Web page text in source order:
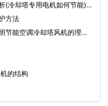
(冷却塔专用电机如何节能)…
方法
节能空调冷却塔风机的理
的结构